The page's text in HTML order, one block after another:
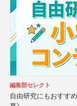
編集部セレクト
自由研究にもおすす